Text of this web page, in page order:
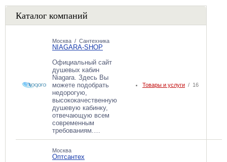
Каталог компаний
Москва / Сантехника
NIAGARA-SHOP
Официальный сайт
душевых кабин
Niagara. Здесь Вы
можете подобрать
недорогую,
высококачественную
душевую кабинку,
отвечающую всем
современным
требованиям.…
Товары и услуги / 16
Москва
Оптсантех